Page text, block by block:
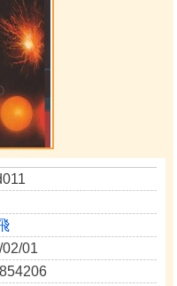
01